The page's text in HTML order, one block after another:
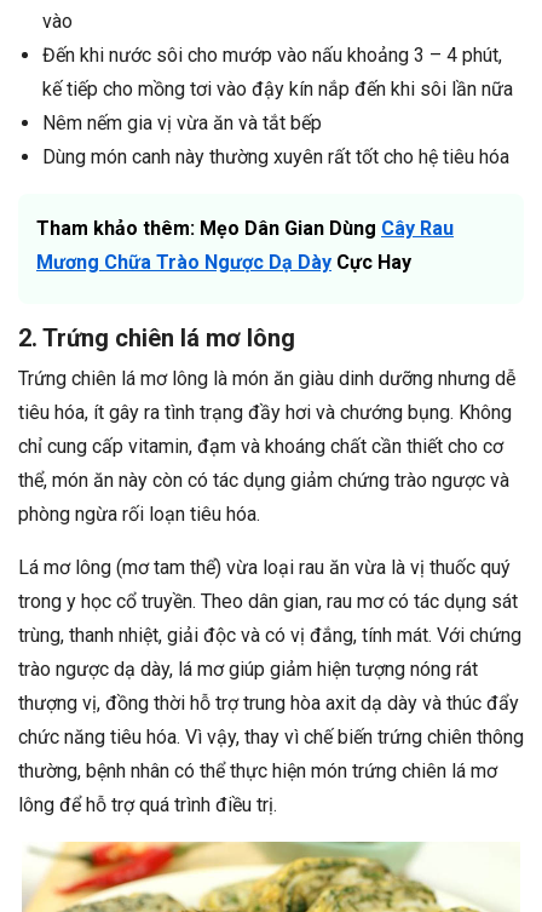
vào
Đến khi nước sôi cho mướp vào nấu khoảng 3 – 4 phút,
kế tiếp cho mồng tơi vào đậy kín nắp đến khi sôi lần nữa
Nêm nếm gia vị vừa ăn và tắt bếp
Dùng món canh này thường xuyên rất tốt cho hệ tiêu hóa
Tham khảo thêm: Mẹo Dân Gian Dùng Cây Rau
Mương Chữa Trào Ngược Dạ Dày Cực Hay
2. Trứng chiên lá mơ lông
Trứng chiên lá mơ lông là món ăn giàu dinh dưỡng nhưng dễ
tiêu hóa, ít gây ra tình trạng đầy hơi và chướng bụng. Không
chỉ cung cấp vitamin, đạm và khoáng chất cần thiết cho cơ
thể, món ăn này còn có tác dụng giảm chứng trào ngược và
phòng ngừa rối loạn tiêu hóa.
Lá mơ lông (mơ tam thể) vừa loại rau ăn vừa là vị thuốc quý
trong y học cổ truyền. Theo dân gian, rau mơ có tác dụng sát
trùng, thanh nhiệt, giải độc và có vị đắng, tính mát. Với chứng
trào ngược dạ dày, lá mơ giúp giảm hiện tượng nóng rát
thượng vị, đồng thời hỗ trợ trung hòa axit dạ dày và thúc đẩy
chức năng tiêu hóa. Vì vậy, thay vì chế biến trứng chiên thông
thường, bệnh nhân có thể thực hiện món trứng chiên lá mơ
lông để hỗ trợ quá trình điều trị.